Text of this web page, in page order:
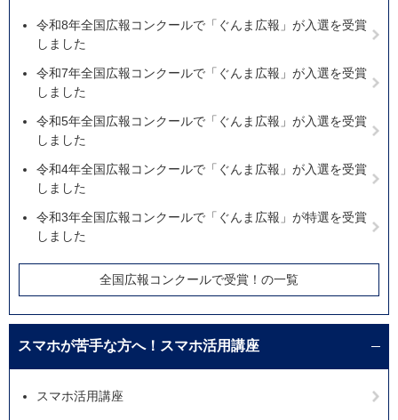
令和8年全国広報コンクールで「ぐんま広報」が入選を受賞
しました
令和7年全国広報コンクールで「ぐんま広報」が入選を受賞
しました
令和5年全国広報コンクールで「ぐんま広報」が入選を受賞
しました
令和4年全国広報コンクールで「ぐんま広報」が入選を受賞
しました
令和3年全国広報コンクールで「ぐんま広報」が特選を受賞
しました
全国広報コンクールで受賞！の一覧
スマホが苦手な方へ！スマホ活用講座
スマホ活用講座